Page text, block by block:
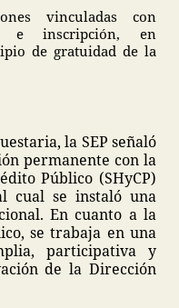
vinculadas con
e inscripción, en
de gratuidad de la
la SEP señaló
permanente con la
Público (SHyCP)
cual se instaló una
En cuanto a la
se trabaja en una
participativa y
de la Dirección